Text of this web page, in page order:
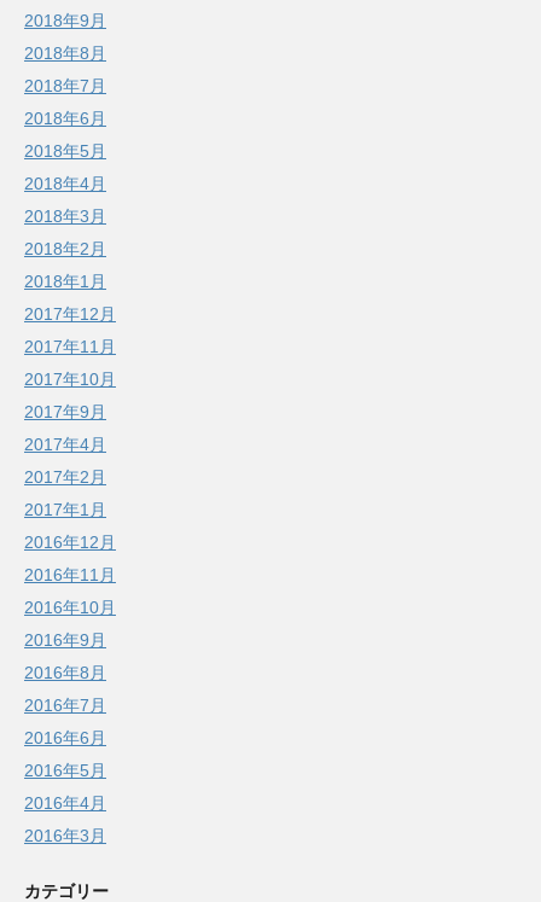
2018年9月
2018年8月
2018年7月
2018年6月
2018年5月
2018年4月
2018年3月
2018年2月
2018年1月
2017年12月
2017年11月
2017年10月
2017年9月
2017年4月
2017年2月
2017年1月
2016年12月
2016年11月
2016年10月
2016年9月
2016年8月
2016年7月
2016年6月
2016年5月
2016年4月
2016年3月
カテゴリー